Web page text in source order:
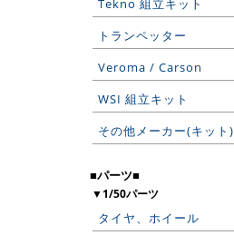
Tekno 組立キット
トランペッター
Veroma / Carson
WSI 組立キット
その他メーカー(キット)
■パーツ■
▼1/50パーツ
タイヤ、ホイール